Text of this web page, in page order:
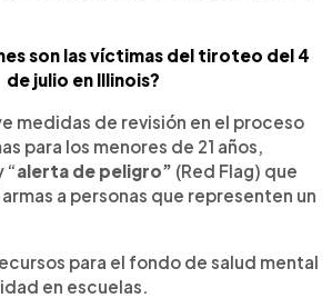
son las víctimas del tiroteo del 4
de julio en Illinois?
medidas de revisión en el proceso
para los menores de 21 años,
“alerta de peligro” (Red Flag) que
a personas que representen un
para el fondo de salud mental
en escuelas.